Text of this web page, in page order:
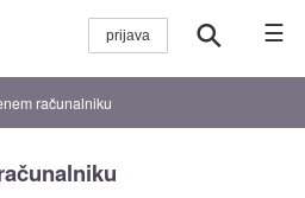
☰
računalniku